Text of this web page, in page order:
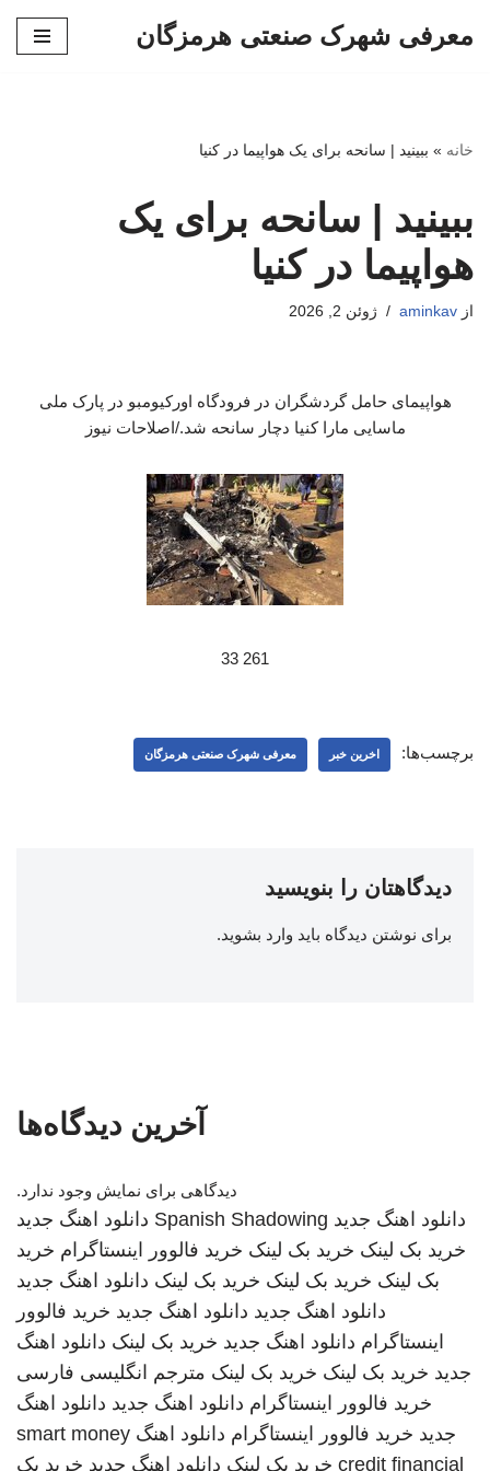
معرفی شهرک صنعتی هرمزگان
خانه » ببینید | سانحه برای یک هواپیما در کنیا
ببینید | سانحه برای یک
هواپیما در کنیا
از aminkav ژوئن 2, 2026
هواپیمای حامل گردشگران در فرودگاه اورکیومبو در پارک ملی
ماسایی مارا کنیا دچار سانحه شد./اصلاحات نیوز
261 33
برچسب‌ها: اخرین خبر معرفی شهرک صنعتی هرمزگان
دیدگاهتان را بنویسید
برای نوشتن دیدگاه باید وارد بشوید.
آخرین دیدگاه‌ها
دیدگاهی برای نمایش وجود ندارد.
دانلود اهنگ جدید Spanish Shadowing دانلود اهنگ جدید
خرید بک لینک خرید بک لینک خرید فالوور اینستاگرام خرید
بک لینک خرید بک لینک خرید بک لینک دانلود اهنگ جدید
دانلود اهنگ جدید دانلود اهنگ جدید خرید فالوور
اینستاگرام دانلود اهنگ جدید خرید بک لینک دانلود اهنگ
جدید خرید بک لینک خرید بک لینک مترجم انگلیسی فارسی
خرید فالوور اینستاگرام دانلود اهنگ جدید دانلود اهنگ
جدید خرید فالوور اینستاگرام دانلود اهنگ smart money
credit financial خرید بک لینک دانلود اهنگ جدید خرید بک